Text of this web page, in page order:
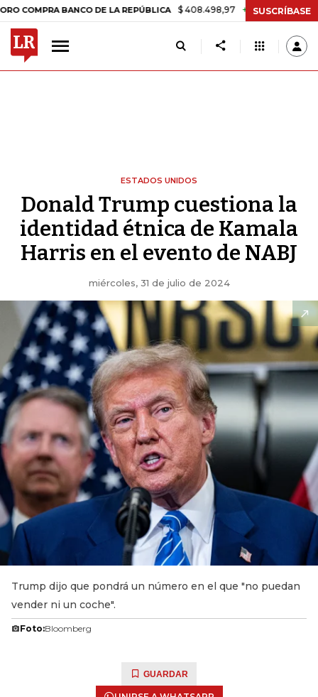
BANCO DE LA REPÚBLICA $ 408.498,97 +$ 8.753,81 +2,19%
SUSCRÍBASE
ESTADOS UNIDOS
Donald Trump cuestiona la
identidad étnica de Kamala
Harris en el evento de NABJ
miércoles, 31 de julio de 2024
Trump dijo que pondrá un número en el que "no puedan
vender ni un coche".
Foto:Bloomberg
GUARDAR